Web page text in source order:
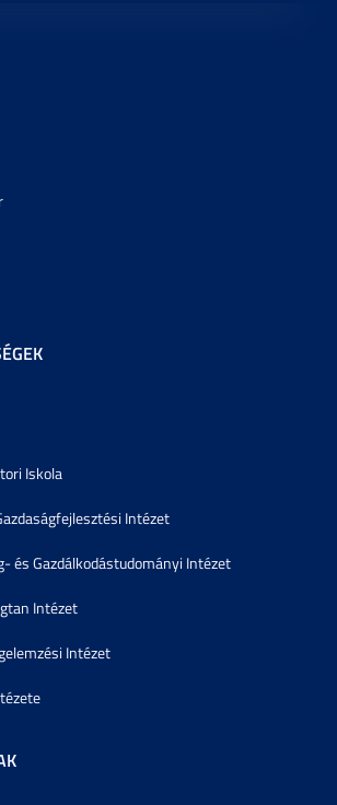
Iskola
Intézet
és Gazdálkodástudományi Intézet
Intézet
Intézet